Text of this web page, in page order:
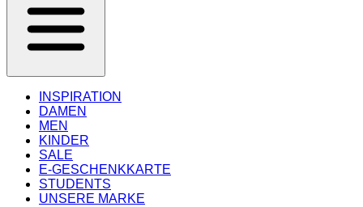
INSPIRATION
DAMEN
MEN
KINDER
SALE
E-GESCHENKKARTE
STUDENTS
UNSERE MARKE